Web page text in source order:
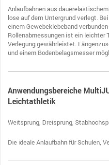
Anlaufbahnen aus
lose auf dem Untergrund verlegt.
einem Gewebeklebeband
Rollenabmessungen ist ein leichter
Verlegung gewährleistet.
und einem Bodenbelagsmesser
Anwendungsbereiche
Leichtathletik
Weitsprung, Dreisprung,
Die ideale Anlaufbahn für Schulen,